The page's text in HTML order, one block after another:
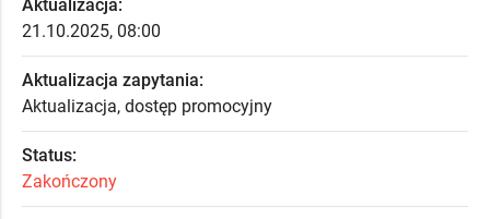
Aktualizacja:
21.10.2025, 08:00
Aktualizacja zapytania:
Aktualizacja, dostęp promocyjny
Status:
Zakończony